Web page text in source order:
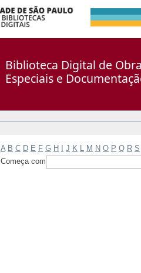
Biblioteca Digital de
Especiais e
A B C D E F G H J K M N O P Q R S
Começa com